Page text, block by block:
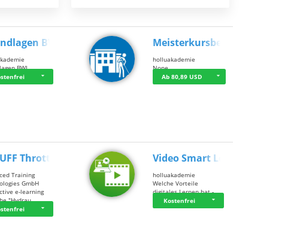
BWL
BWL
Meisterkursbegl…
holluakademie
None
Ab 80,89 USD
Throttle…
Training
GmbH
e-learning
"Hydrau…
Video Smart Lea…
holluakademie
Welche Vorteile
digitales Lernen hat - …
Kostenfrei